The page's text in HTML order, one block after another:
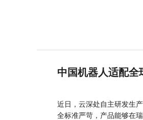
中国机器人适配全
近日，云深处自主研发生
全标准严苛，产品能够在